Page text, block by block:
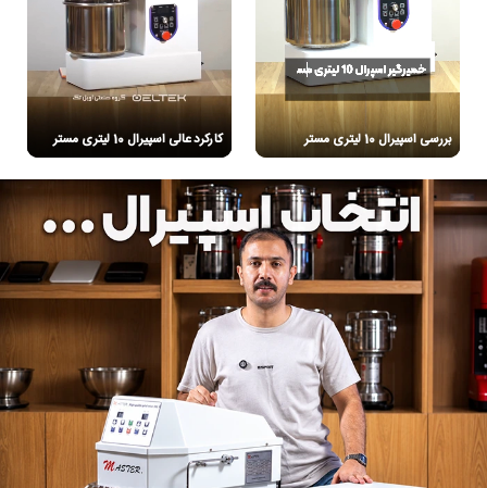
بررسی اسپیرال 10 لیتری مستر کارکرد عالی اسپیرال 10 لیتری مستر